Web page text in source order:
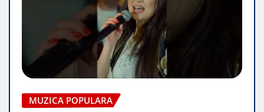
MUZICA POPULARA